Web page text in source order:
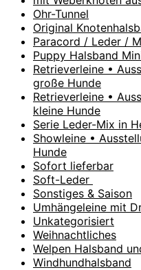
Ohr-Tunnel
Original
Paracord / Leder /
Puppy Halsband
Retrieverleine •
große Hunde
Retrieverleine •
kleine Hunde
Serie Leder-Mix in
Showleine •
Hunde
Sofort lieferbar
Soft-Leder
Sonstiges & Saison
Umhängeleine mit
Unkategorisiert
Weihnachtliches
Welpen Halsband
Windhundhalsband